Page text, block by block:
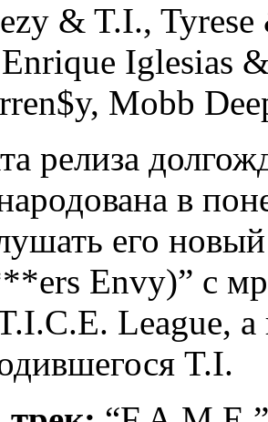
& T.I.,
Iglesias
Mobb
релиза
в
его
Envy)” с
League, а
T.I.